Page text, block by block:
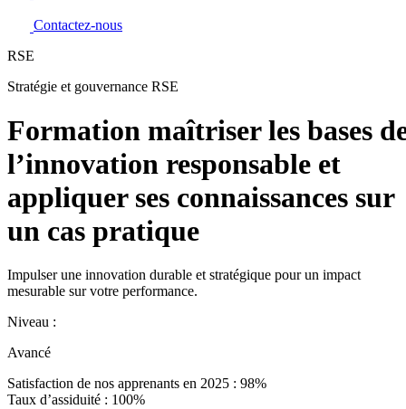
Contactez-nous
RSE
Stratégie et gouvernance RSE
Formation maîtriser les bases
l’innovation responsable et
appliquer ses connaissances sur
un cas pratique
Impulser une innovation durable et stratégique pour un impact
mesurable sur votre performance.
Niveau :
Avancé
Satisfaction de nos apprenants en 2025 : 98%
Taux d’assiduité : 100%